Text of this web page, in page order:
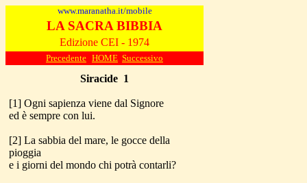
www.maranatha.it/mobile
LA SACRA BIBBIA
Edizione CEI - 1974
Precedente HOME Successivo
Siracide 1
[1] Ogni sapienza viene dal Signore
ed è sempre con lui.
[2] La sabbia del mare, le gocce della
pioggia
e i giorni del mondo chi potrà contarli?